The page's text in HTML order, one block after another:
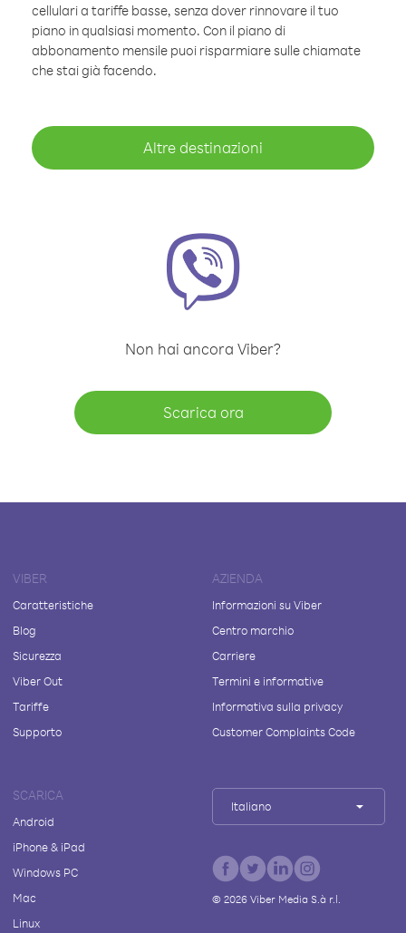
cellulari a tariffe basse, senza dover rinnovare il tuo
piano in qualsiasi momento. Con il piano di
abbonamento mensile puoi risparmiare sulle chiamate
che stai già facendo.
Altre destinazioni
Non hai ancora Viber?
Scarica ora
VIBER
Caratteristiche
Blog
Sicurezza
Viber Out
Tariffe
Supporto
AZIENDA
Informazioni su Viber
Centro marchio
Carriere
Termini e informative
Informativa sulla privacy
Customer Complaints Code
SCARICA
Android
iPhone & iPad
Windows PC
Mac
Linux
Italiano
© 2026Viber Media S.à r.l.